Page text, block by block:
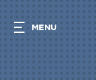
MENU